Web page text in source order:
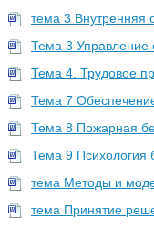
тема 3 Внутренняя
Тема 3 Управление
Тема 4. Трудовое
Тема 7
Тема 8 Пожарная
Тема 9 Психология
тема Методы и
тема Принятие